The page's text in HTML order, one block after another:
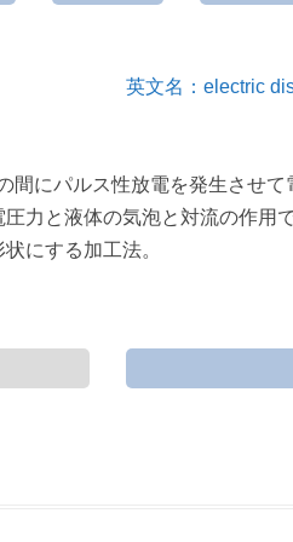
英文名：electric
間にパルス性放電を発生させ
力と液体の気泡と対流の作用
にする加工法。